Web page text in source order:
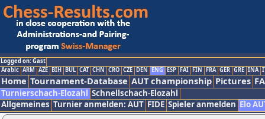
Logged on: Gast
Arabic ARM AZE BIH BUL CAT CHN CRO CZE DEN ENG ESP FAI FIN FRA GER GRE INA
Home Tournament-Database AUT championship Pictures
Turnierschach-Elozahl Schnellschach-Elozahl
Allgemeines Turnier anmelden: AUT FIDE Spieler anmelden Elo